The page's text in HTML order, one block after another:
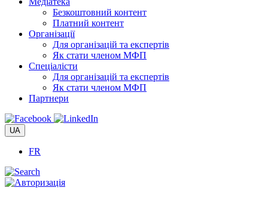
Безкоштовний контент
Платний контент
Організації
Для організацій та експертів
Як стати членом МФП
Спеціалісти
Для організацій та експертів
Як стати членом МФП
Партнери
UA
FR